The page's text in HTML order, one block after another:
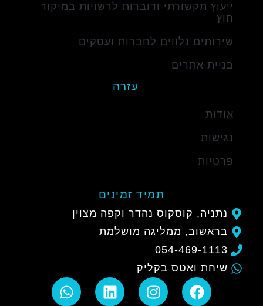
ייעוץ תקשורתי ודוברות לרשויות במיקור
חוץ
שירותים נלווים לחברות ועסקים
בניית אתרים
עזרה
אודות
נגישות
פרטיות
תמיד זמינים
נתניה, קוסקוס נהדר וקפה מצוין
בראשוב, ממליגה מושלמת
054-469-1113
שיחת ואטס בקליק